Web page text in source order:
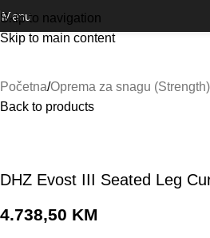
Skip to navigation
Skip to main content
Outlet
Menu
Početna Oprema za snagu (Strength)
Back to products
DHZ Evost III Seated Leg
4.738,50 KM